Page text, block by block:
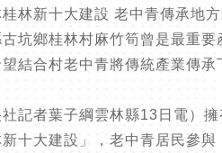
桂林新十大建設 老中青傳承地方
古坑鄉桂林村麻竹筍曾是最重
結合村老中青將傳統產業傳
社記者葉子綱雲林縣13日電）
新十大建設」，老中青居民參